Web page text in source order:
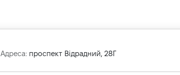
Адреса: проспект Відрадний, 28Г